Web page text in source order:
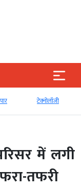
टेक्‍नोलॉजी
में लगी
तफरी